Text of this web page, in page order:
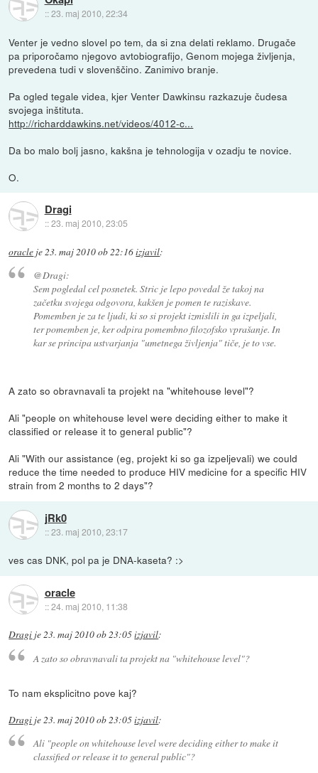
::23. maj 2010, 22:34
Venter je vedno slovel po tem, da si zna delati reklamo. Drugače
pa priporočamo njegovo avtobiografijo, Genom mojega življenja,
prevedena tudi v slovenščino. Zanimivo branje.
Pa ogled tegale videa, kjer Venter Dawkinsu razkazuje čudesa
svojega inštituta.
http://richarddawkins.net/videos/4012-c...
Da bo malo bolj jasno, kakšna je tehnologija v ozadju te novice.
O.
Dragi
::23. maj 2010, 23:05
oracle je23. maj 2010 ob 22:16izjavil:
@Dragi:
Sem pogledal cel posnetek. Stric je lepo povedal že takoj na
začetku svojega odgovora, kakšen je pomen te raziskave.
Pomemben je za te ljudi, ki so si projekt izmislili in ga izpeljali,
ter pomemben je, ker odpira pomembno filozofsko vprašanje. In
kar se principa ustvarjanja "umetnega življenja" tiče, je to vse.
A zato so obravnavali ta projekt na "whitehouse level"?
Ali "people on whitehouse level were deciding either to make it
classified or release it to general public"?
Ali "With our assistance (eg, projekt ki so ga izpeljevali) we could
reduce the time needed to produce HIV medicine for a specific HIV
strain from 2 months to 2 days"?
jRk0
::23. maj 2010, 23:17
ves cas DNK, pol pa je DNA-kaseta? :>
oracle
::24. maj 2010, 11:38
Dragi je23. maj 2010 ob 23:05izjavil:
A zato so obravnavali ta projekt na "whitehouse level"?
To nam eksplicitno pove kaj?
Dragi je23. maj 2010 ob 23:05izjavil:
Ali "people on whitehouse level were deciding either to make it
classified or release it to general public"?